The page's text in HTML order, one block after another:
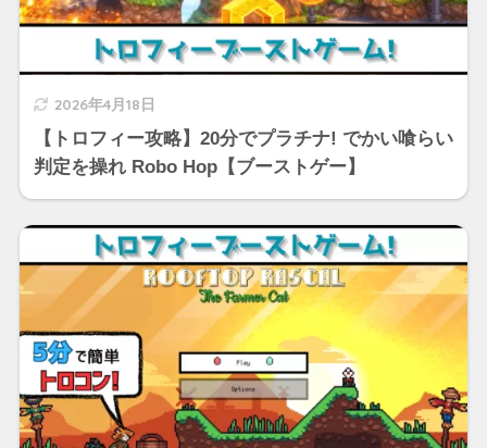
2026年4月18日
【トロフィー攻略】20分でプラチナ! でかい喰らい
判定を操れ Robo Hop【ブーストゲー】